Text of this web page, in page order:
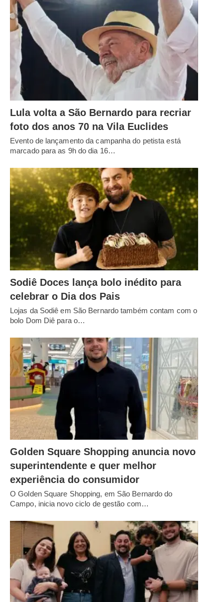
Lula volta a São Bernardo para recriar
foto dos anos 70 na Vila Euclides
Evento de lançamento da campanha do petista está
marcado para as 9h do dia 16…
Sodiê Doces lança bolo inédito para
celebrar o Dia dos Pais
Lojas da Sodiê em São Bernardo também contam com o
bolo Dom Diê para o…
Golden Square Shopping anuncia novo
superintendente e quer melhor
experiência do consumidor
O Golden Square Shopping, em São Bernardo do
Campo, inicia novo ciclo de gestão com…